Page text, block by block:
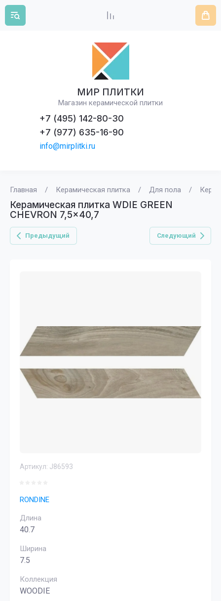
МИР ПЛИТКИ
Магазин керамической плитки
+7 (495) 142-80-30
+7 (977) 635-16-90
info@mirplitki.ru
Главная / Керамическая плитка / Для пола /
Керамическая плитка WDIE GREEN
CHEVRON 7,5x40,7
Предыдущий Следующий
Артикул: J86593
RONDINE
Длина
40.7
Ширина
7.5
Коллекция
WOODIE